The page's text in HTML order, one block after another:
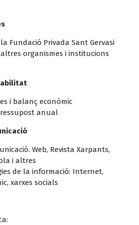
Fundació Privada Sant Gervasi
organismes i institucions
i balanç econòmic
anual
Web, Revista Xarpants,
i altres
de la informació: Internet,
xarxes socials